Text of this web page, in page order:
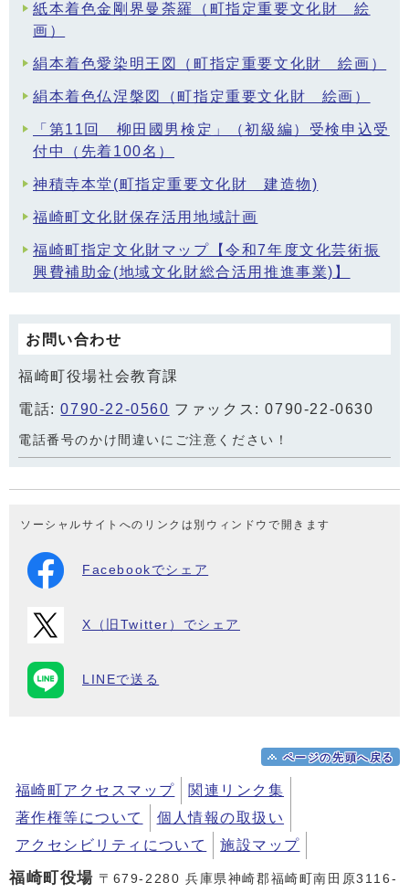
紙本着色金剛界曼荼羅（町指定重要文化財 絵
画）
絹本着色愛染明王図（町指定重要文化財 絵画）
絹本着色仏涅槃図（町指定重要文化財 絵画）
「第11回 柳田國男検定」（初級編）受検申込受
付中（先着100名）
神積寺本堂(町指定重要文化財 建造物)
福崎町文化財保存活用地域計画
福崎町指定文化財マップ【令和7年度文化芸術振
興費補助金(地域文化財総合活用推進事業)】
お問い合わせ
福崎町役場社会教育課
電話:0790-22-0560 ファックス: 0790-22-0630
電話番号のかけ間違いにご注意ください！
ソーシャルサイトへのリンクは別ウィンドウで開きます
Facebookでシェア
X（旧Twitter）でシェア
LINEで送る
ページの先頭へ戻る
福崎町アクセスマップ
関連リンク集
著作権等について
個人情報の取扱い
アクセシビリティについて
施設マップ
福崎町役場 〒679-2280 兵庫県神崎郡福崎町南田原3116-